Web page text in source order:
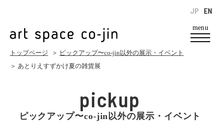
menu
EN
JP
トップページ ＞ ピックアップ〜co-jin以外の展示・イベント
＞ あとりえすずかけ夏の雑貨展
pickup
ピックアップ〜co-jin以外の展示・イベント